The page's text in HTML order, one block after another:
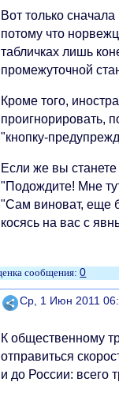
Вот только
потому что
табличках лишь
промежуточной
Кроме того,
проигнорировать,
"кнопку-
Если же вы станете
"Подождите! Мне
"Сам виноват, еще
косясь на вас с
0
Поделиться
Ср, 1 Июн 2011
К общественному
отправиться
и до России: всего